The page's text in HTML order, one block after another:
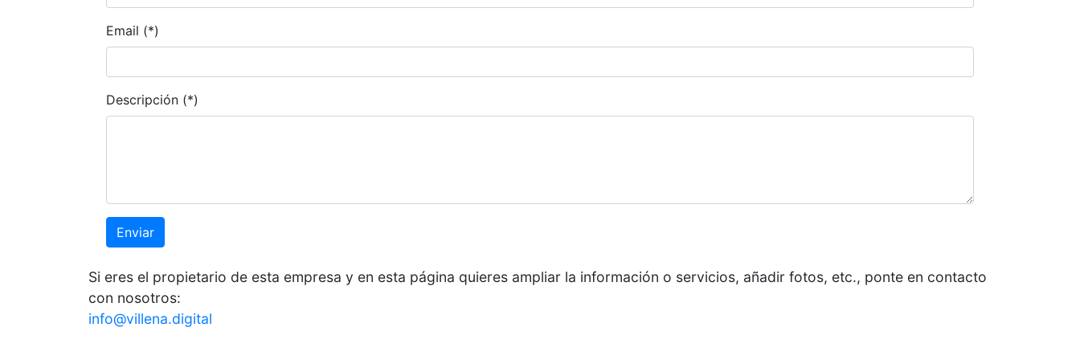
Email (*)
Descripción (*)
Enviar
Si eres el propietario de esta empresa y en esta página quieres ampliar la información o servicios, añadir fotos, etc., ponte en contacto
con nosotros:
info@villena.digital